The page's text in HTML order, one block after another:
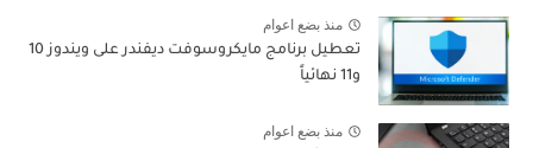
منذ بضع اعوام
تعطيل برنامج مايكروسوفت ديفندر على ويندوز 10
و11 نهائياً
منذ بضع اعوام